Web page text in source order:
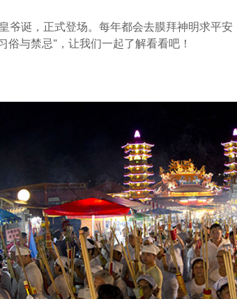
爷诞，正式登场。每年都会去膜拜神明求平
与禁忌”，让我们一起了解看看吧！